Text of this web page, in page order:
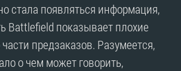
стала появляться информация,
Battlefield показывает плохие
предзаказов. Разумеется,
о чем может говорить,